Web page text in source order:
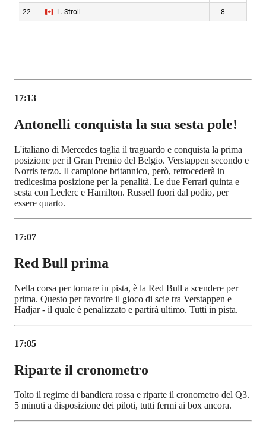
17:13
Antonelli conquista la sua sesta pole!
L'italiano di Mercedes taglia il traguardo e conquista la prima
posizione per il Gran Premio del Belgio. Verstappen secondo e
Norris terzo. Il campione britannico, però, retrocederà in
tredicesima posizione per la penalità. Le due Ferrari quinta e
sesta con Leclerc e Hamilton. Russell fuori dal podio, per
essere quarto.
17:07
Red Bull prima
Nella corsa per tornare in pista, è la Red Bull a scendere per
prima. Questo per favorire il gioco di scie tra Verstappen e
Hadjar - il quale è penalizzato e partirà ultimo. Tutti in pista.
17:05
Riparte il cronometro
Tolto il regime di bandiera rossa e riparte il cronometro del Q3.
5 minuti a disposizione dei piloti, tutti fermi ai box ancora.